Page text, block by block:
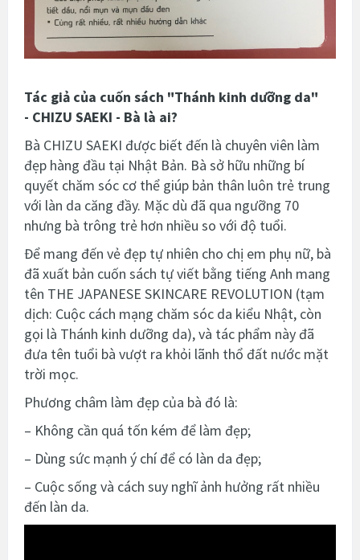
Tác giả của cuốn sách "Thánh kinh dưỡng da"
- CHIZU SAEKI - Bà là ai?
Bà CHIZU SAEKI được biết đến là chuyên viên làm
đẹp hàng đầu tại Nhật Bản. Bà sở hữu những bí
quyết chăm sóc cơ thể giúp bản thân luôn trẻ trung
với làn da căng đầy. Mặc dù đã qua ngưỡng 70
nhưng bà trông trẻ hơn nhiều so với độ tuổi.
Để mang đến vẻ đẹp tự nhiên cho chị em phụ nữ, bà
đã xuất bản cuốn sách tự viết bằng tiếng Anh mang
tên THE JAPANESE SKINCARE REVOLUTION (tạm
dịch: Cuộc cách mạng chăm sóc da kiểu Nhật, còn
gọi là Thánh kinh dưỡng da), và tác phẩm này đã
đưa tên tuổi bà vượt ra khỏi lãnh thổ đất nước mặt
trời mọc.
Phương châm làm đẹp của bà đó là:
– Không cần quá tốn kém để làm đẹp;
– Dùng sức mạnh ý chí để có làn da đẹp;
– Cuộc sống và cách suy nghĩ ảnh hưởng rất nhiều
đến làn da.